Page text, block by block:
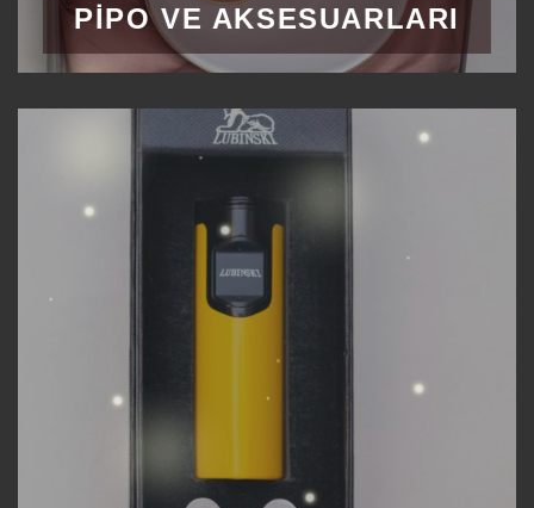
PIPO VE AKSESUARLARI